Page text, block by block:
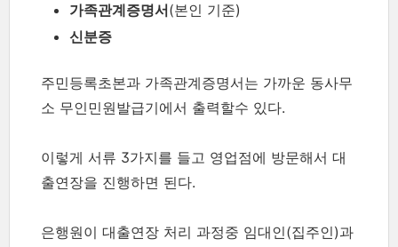
가족관계증명서(본인 기준)
신분증
주민등록초본과 가족관계증명서는 가까운 동사무
소 무인민원발급기에서 출력할수 있다.
이렇게 서류 3가지를 들고 영업점에 방문해서 대
출연장을 진행하면 된다.
은행원이 대출연장 처리 과정중 임대인(집주인)과